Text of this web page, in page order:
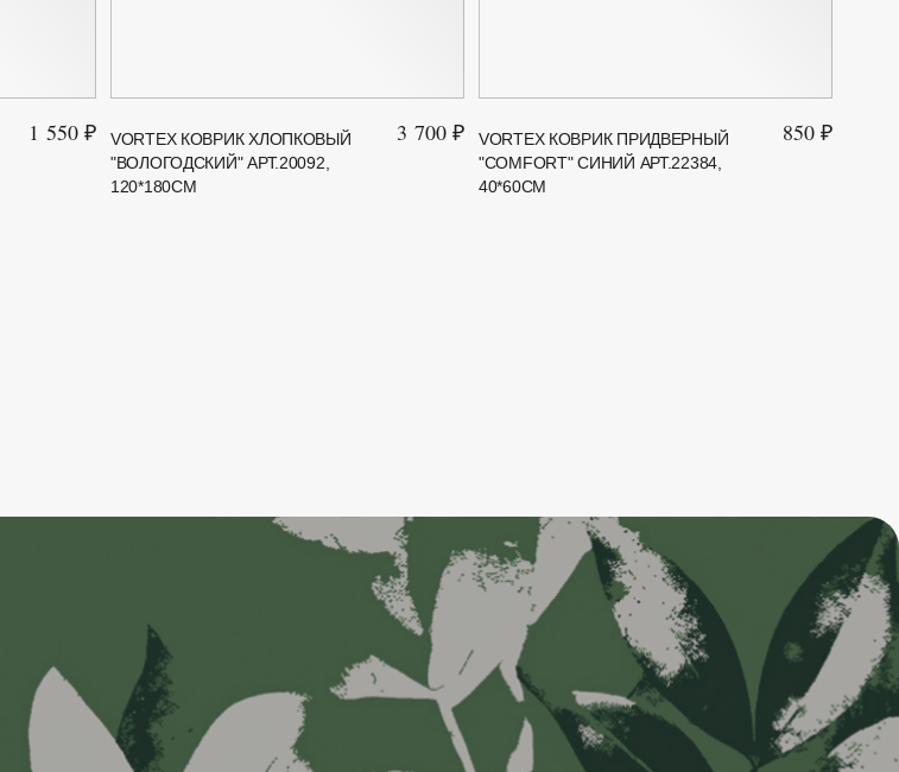
1 550 ₽
VORTEX КОВРИК ХЛОПКОВЫЙ
"ВОЛОГОДСКИЙ" АРТ.20092,
120*180СМ
3 700 ₽
VORTEX КОВРИК ПРИДВЕРНЫЙ
"COMFORT" СИНИЙ АРТ.22384,
40*60СМ
850 ₽